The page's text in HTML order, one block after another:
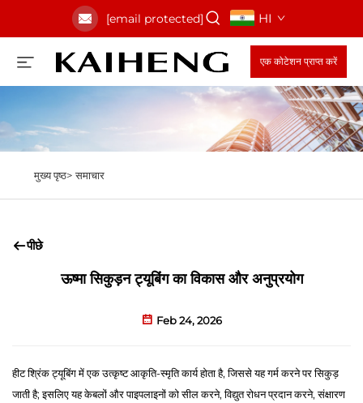
[email protected] HI
एक कोटेशन प्राप्त करें
मुख्य पृष्ठ> समाचार
पीछे
ऊष्मा सिकुड़न ट्यूबिंग का विकास और अनुप्रयोग
Feb 24, 2026
हीट श्रिंक ट्यूबिंग में एक उत्कृष्ट आकृति-स्मृति कार्य होता है, जिससे यह गर्म करने पर सिकुड़
जाती है; इसलिए यह केबलों और पाइपलाइनों को सील करने, विद्युत रोधन प्रदान करने, संक्षारण